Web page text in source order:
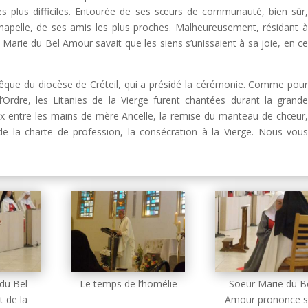
plus difficiles. Entourée de ses sœurs de communauté, bien sûr,
de ses amis les plus proches. Malheureusement, résidant à
du Bel Amour savait que les siens s’unissaient à sa joie, en ce
du diocèse de Créteil, qui a présidé la cérémonie. Comme pour
les Litanies de la Vierge furent chantées durant la grande
entre les mains de mère Ancelle, la remise du manteau de chœur,
la charte de profession, la consécration à la Vierge. Nous vous
Bel
de la
Le temps de l’homélie
Soeur Marie du
Amour prononce